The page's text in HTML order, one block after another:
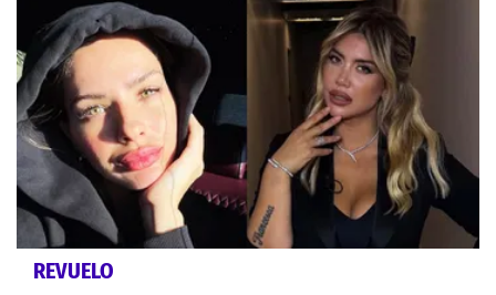
REVUELO